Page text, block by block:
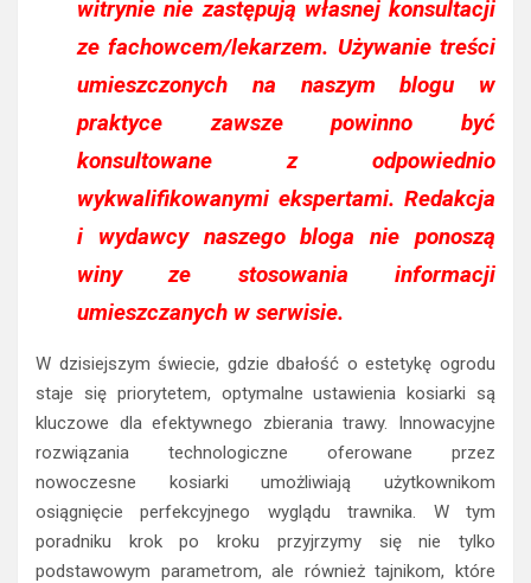
witrynie nie zastępują własnej konsultacji
ze fachowcem/lekarzem. Używanie treści
umieszczonych na naszym blogu w
praktyce zawsze powinno być
konsultowane z odpowiednio
wykwalifikowanymi ekspertami. Redakcja
i wydawcy naszego bloga nie ponoszą
winy ze stosowania informacji
umieszczanych w serwisie.
W dzisiejszym świecie, gdzie dbałość o estetykę ogrodu
staje się priorytetem, optymalne ustawienia kosiarki są
kluczowe dla efektywnego zbierania trawy. Innowacyjne
rozwiązania technologiczne oferowane przez
nowoczesne kosiarki umożliwiają użytkownikom
osiągnięcie perfekcyjnego wyglądu trawnika. W tym
poradniku krok po kroku przyjrzymy się nie tylko
podstawowym parametrom, ale również tajnikom, które